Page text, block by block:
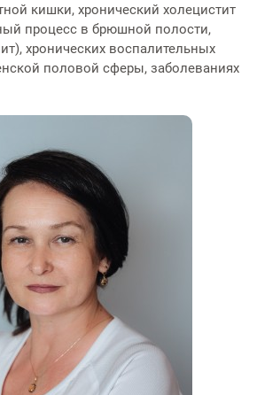
кишки, хронический холецистит
процесс в брюшной полости,
хронических воспалительных
половой сферы, заболеваниях